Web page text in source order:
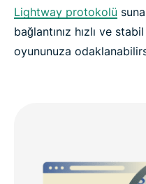
Lightway protokolü
bağlantınız hızlı ve
oyununuza